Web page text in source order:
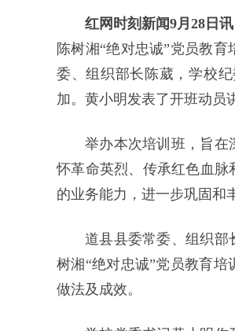
红网时刻新闻9月28日讯
陈树湘“绝对忠诚”党员教
委、组织部长陈葳，学校
加。黄小明发表了开班动员
举办本次培训班，旨在
怀革命英烈、传承红色血
的业务能力，进一步巩固和
道县县委常委、组织部
树湘“绝对忠诚”党员教育
做法及成效。